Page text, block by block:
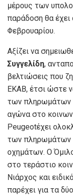
μέρους των
παράδοση θα
Φεβρουαρίου.
Αξίζει να
Συγγελίδη,
βελτιώσεις που
ΕΚΑΒ, έτσι ώστε
των πληρωμάτων
αγώνα στο
Peugeotέχει
των πληρωμάτων
οχημάτων. Ο
στο τεράστιο
Νιάρχος και
παρέχει για τα